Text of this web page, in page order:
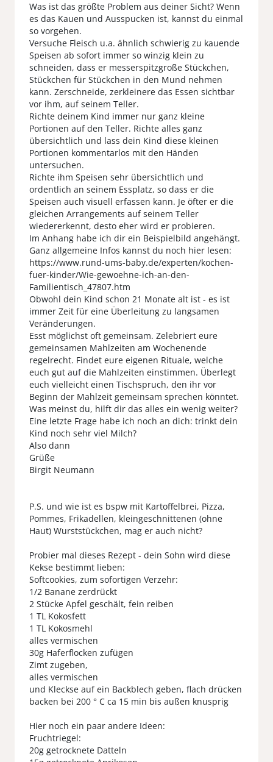
Was ist das größte Problem aus deiner Sicht? Wenn
es das Kauen und Ausspucken ist, kannst du einmal
so vorgehen.
Versuche Fleisch u.a. ähnlich schwierig zu kauende
Speisen ab sofort immer so winzig klein zu
schneiden, dass er messerspitzgroße Stückchen,
Stückchen für Stückchen in den Mund nehmen
kann. Zerschneide, zerkleinere das Essen sichtbar
vor ihm, auf seinem Teller.
Richte deinem Kind immer nur ganz kleine
Portionen auf den Teller. Richte alles ganz
übersichtlich und lass dein Kind diese kleinen
Portionen kommentarlos mit den Händen
untersuchen.
Richte ihm Speisen sehr übersichtlich und
ordentlich an seinem Essplatz, so dass er die
Speisen auch visuell erfassen kann. Je öfter er die
gleichen Arrangements auf seinem Teller
wiedererkennt, desto eher wird er probieren.
Im Anhang habe ich dir ein Beispielbild angehängt.
Ganz allgemeine Infos kannst du noch hier lesen:
https://www.rund-ums-baby.de/experten/kochen-
fuer-kinder/Wie-gewoehne-ich-an-den-
Familientisch_47807.htm
Obwohl dein Kind schon 21 Monate alt ist - es ist
immer Zeit für eine Überleitung zu langsamen
Veränderungen.
Esst möglichst oft gemeinsam. Zelebriert eure
gemeinsamen Mahlzeiten am Wochenende
regelrecht. Findet eure eigenen Rituale, welche
euch gut auf die Mahlzeiten einstimmen. Überlegt
euch vielleicht einen Tischspruch, den ihr vor
Beginn der Mahlzeit gemeinsam sprechen könntet.
Was meinst du, hilft dir das alles ein wenig weiter?
Eine letzte Frage habe ich noch an dich: trinkt dein
Kind noch sehr viel Milch?
Also dann
Grüße
Birgit Neumann
P.S. und wie ist es bspw mit Kartoffelbrei, Pizza,
Pommes, Frikadellen, kleingeschnittenen (ohne
Haut) Wurststückchen, mag er auch nicht?
Probier mal dieses Rezept - dein Sohn wird diese
Kekse bestimmt lieben:
Softcookies, zum sofortigen Verzehr:
1/2 Banane zerdrückt
2 Stücke Apfel geschält, fein reiben
1 TL Kokosfett
1 TL Kokosmehl
alles vermischen
30g Haferflocken zufügen
Zimt zugeben,
alles vermischen
und Kleckse auf ein Backblech geben, flach drücken
backen bei 200 ° C ca 15 min bis außen knusprig
Hier noch ein paar andere Ideen:
Fruchtriegel:
20g getrocknete Datteln